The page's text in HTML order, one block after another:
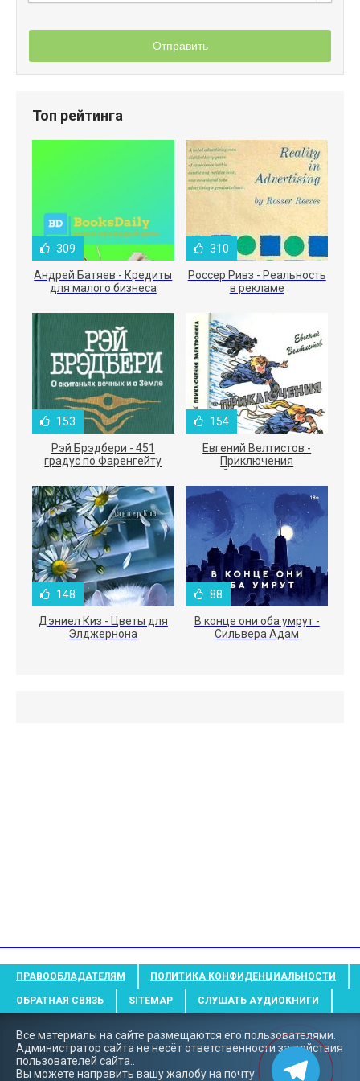
Отправить
Топ рейтинга
309
Андрей Батяев - Кредиты
для малого бизнеса
310
Россер Ривз - Реальность
в рекламе
153
Рэй Брэдбери - 451
градус по Фаренгейту
154
Евгений Велтистов -
Приключения
Электроника
148
Дэниел Киз - Цветы для
Элджернона
88
В конце они оба умрут -
Сильвера Адам
ПРАВООБЛАДАТЕЛЯМ ПОЛИТИКА КОНФИДЕНЦИАЛЬНОСТИ
ОБРАТНАЯ СВЯЗЬ SITEMAP СЛУШАТЬ АУДИОКНИГИ
Все материалы на сайте размещаются его пользователями.
Администратор сайта не несёт ответственности за действия
пользователей сайта..
Вы можете направить вашу жалобу на почту